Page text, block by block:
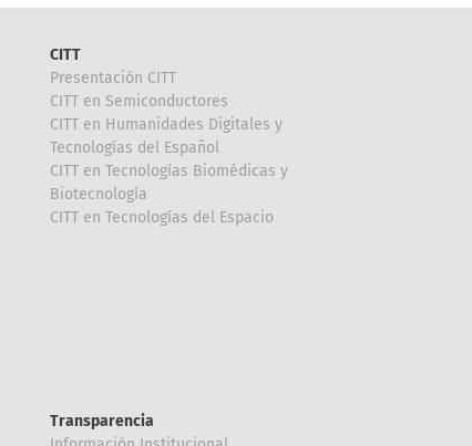
CITT
Presentación CITT
CITT en Semiconductores
CITT en Humanidades Digitales y
Tecnologías del Español
CITT en Tecnologías Biomédicas y
Biotecnología
CITT en Tecnologías del Espacio
Transparencia